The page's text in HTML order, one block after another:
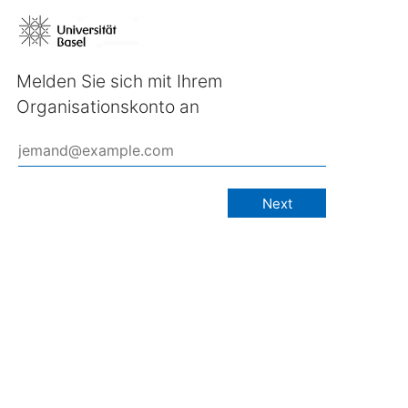
Melden Sie sich mit Ihrem
Organisationskonto an
Next